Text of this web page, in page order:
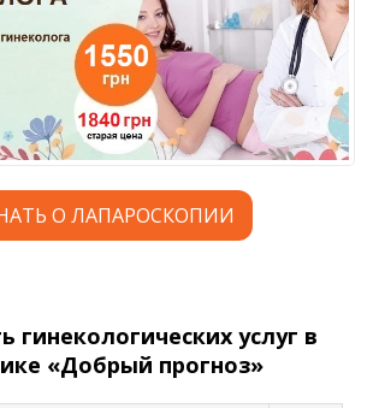
О ЛАПАРОСКОПИИ
гинекологических услуг в
«Добрый прогноз»